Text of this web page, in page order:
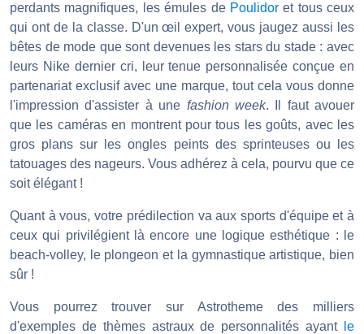
perdants magnifiques, les émules de Poulidoret tous ceux
qui ont de la classe. D'un œil expert, vous jaugez aussi les
bêtes de mode que sont devenues les stars du stade : avec
leurs Nike dernier cri, leur tenue personnalisée conçue en
partenariat exclusif avec une marque, tout cela vous donne
l'impression d'assister à une fashion week. Il faut avouer
que les caméras en montrent pour tous les goûts, avec les
gros plans sur les ongles peints des sprinteuses ou les
tatouages des nageurs. Vous adhérez à cela, pourvu que ce
soit élégant !
Quant à vous, votre prédilection va aux sports d'équipe et à
ceux qui privilégient là encore une logique esthétique : le
beach-volley, le plongeon et la gymnastique artistique, bien
sûr !
Vous pourrez trouver sur Astrotheme des milliers
d'exemples de thèmes astraux de personnalités ayant
le